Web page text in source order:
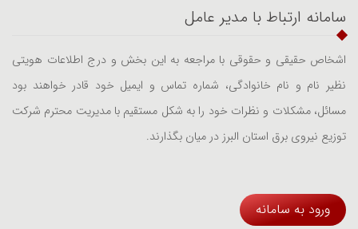
سامانه ارتباط با مدیر عامل
اشخاص حقیقی و حقوقی با مراجعه به این بخش و درج اطلاعات هویتی
نظیر نام و نام خانوادگی، شماره تماس و ایمیل خود قادر خواهند بود
مسائل، مشکلات و نظرات خود را به شکل مستقیم با مدیریت محترم شرکت
توزیع نیروی برق استان البرز در میان بگذارند.
ورود به سامانه